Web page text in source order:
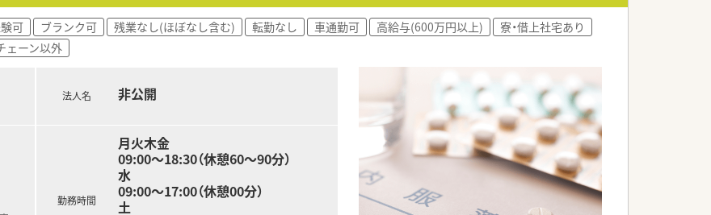
テルのように快適で綺麗な病院です。
です。残業ほとんどありません。
ます。
可 ブランク可 残業なし(ほぼなし含む) 転勤なし 車通勤可 高給与(600万円以上)
寮・借上社宅あり
ェーン以外
法人名 非公開
勤務時間
月火木金
09:00～18:30（休憩60～90分）
水
09:00～17:00（休憩00分）
土